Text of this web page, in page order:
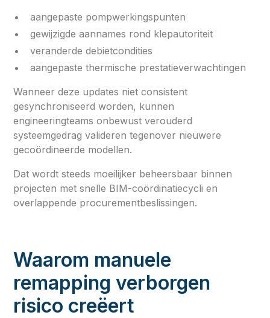
aangepaste pompwerkingspunten
gewijzigde aannames rond klepautoriteit
veranderde debietcondities
aangepaste thermische prestatieverwachtingen
Wanneer deze updates niet consistent
gesynchroniseerd worden, kunnen
engineeringteams onbewust verouderd
systeemgedrag valideren tegenover nieuwere
gecoördineerde modellen.
Dat wordt steeds moeilijker beheersbaar binnen
projecten met snelle BIM-coördinatiecycli en
overlappende procurementbeslissingen.
Waarom manuele
remapping verborgen
risico creëert